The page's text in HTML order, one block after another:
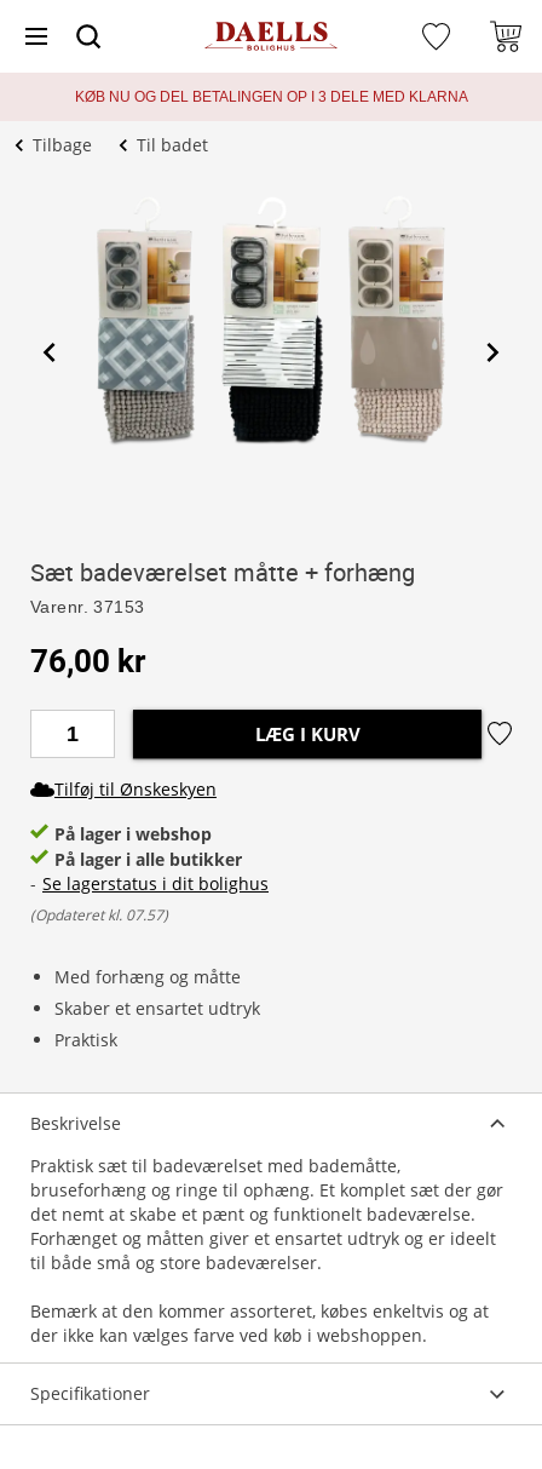
KØB NU OG DEL BETALINGEN OP I 3 DELE MED KLARNA
Tilbage Til badet
Sæt badeværelset måtte + forhæng
Varenr. 37153
Med forhæng og måtte
Skaber et ensartet udtryk
Praktisk
76,00 kr
LÆG I KURV
Tilføj til Ønskeskyen
På lager i webshop
På lager i alle butikker
- Se lagerstatus i dit bolighus
(Opdateret kl. 07.57)
Beskrivelse
Praktisk sæt til badeværelset med bademåtte,
bruseforhæng og ringe til ophæng. Et komplet sæt der gør
det nemt at skabe et pænt og funktionelt badeværelse.
Forhænget og måtten giver et ensartet udtryk og er ideelt
til både små og store badeværelser.
Bemærk at den kommer assorteret, købes enkeltvis og at
der ikke kan vælges farve ved køb i webshoppen.
Specifikationer